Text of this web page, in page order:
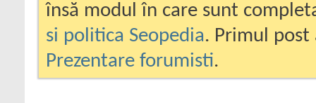
însă modul în care sunt
si politica Seopedia. Primul
Prezentare forumisti.